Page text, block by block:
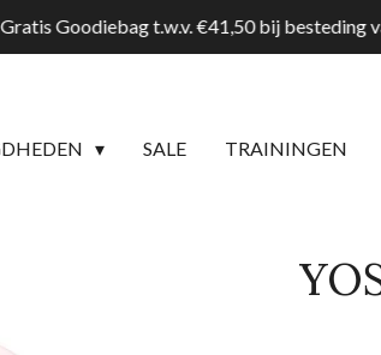
Goodiebag t.w.v. €41,50 bij besteding
SALE TRAININGEN